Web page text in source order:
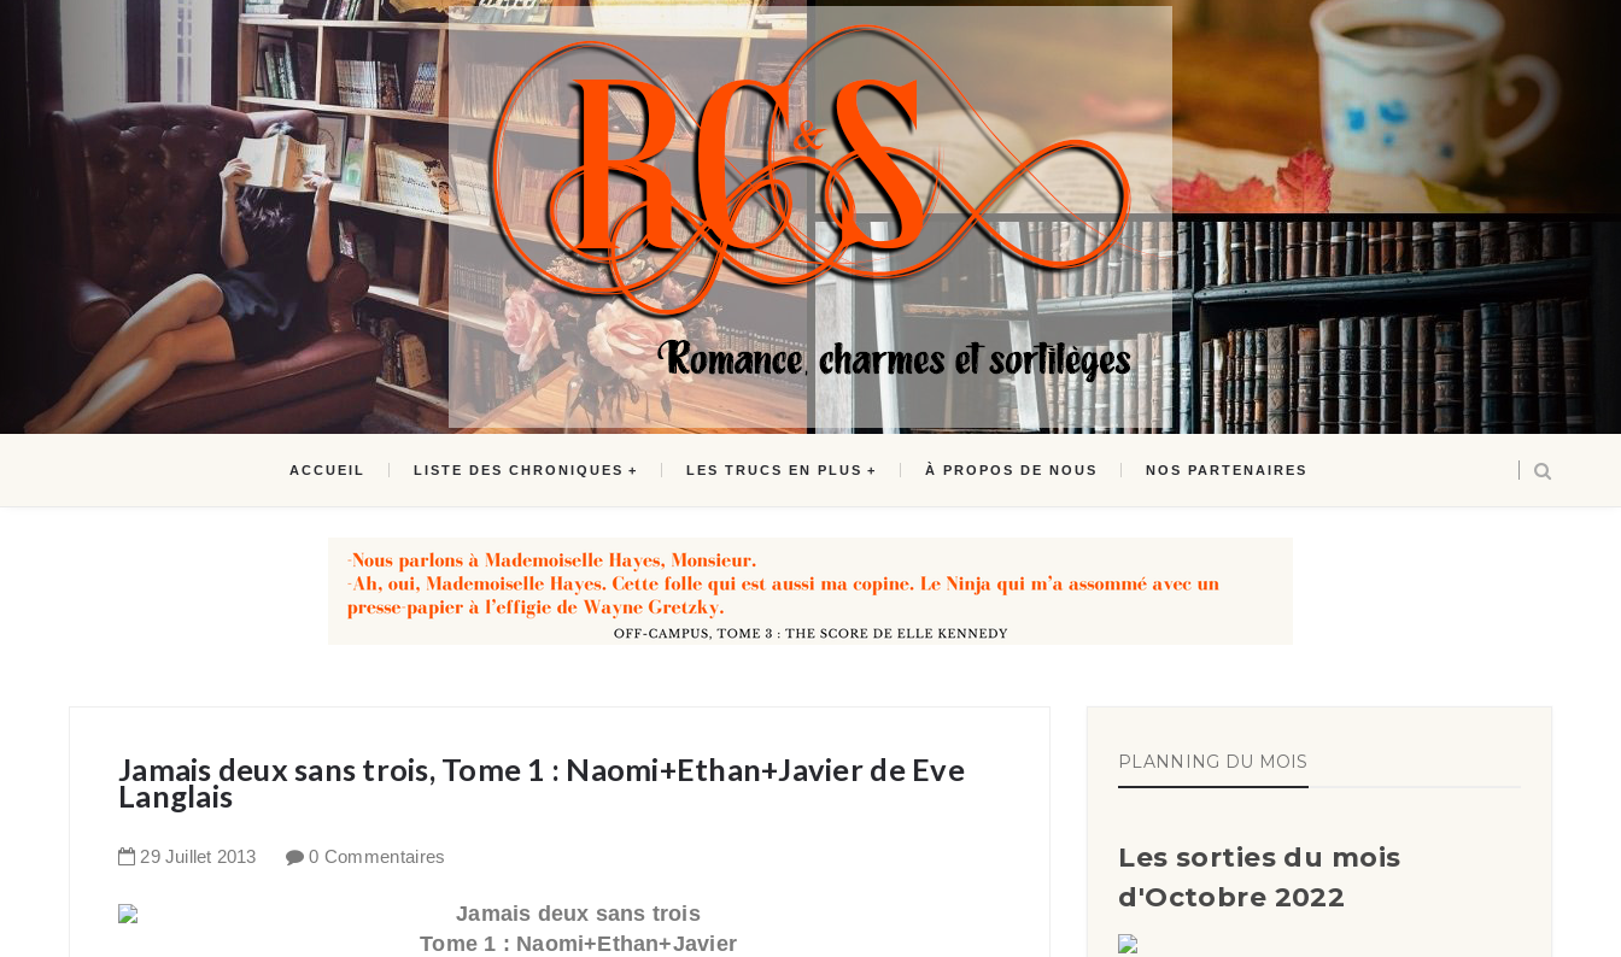
ACCUEIL LISTE DES CHRONIQUES LES TRUCS EN PLUS À PROPOS DE NOUS NOS PARTENAIRES
Jamais deux sans trois, Tome 1 : Naomi+Ethan+Javier de Eve
Langlais
29 Juillet 2013 0 Commentaires
Jamais deux sans trois
Tome 1 : Naomi+Ethan+Javier
PLANNING DU MOIS
Les sorties du mois
d'Octobre 2022